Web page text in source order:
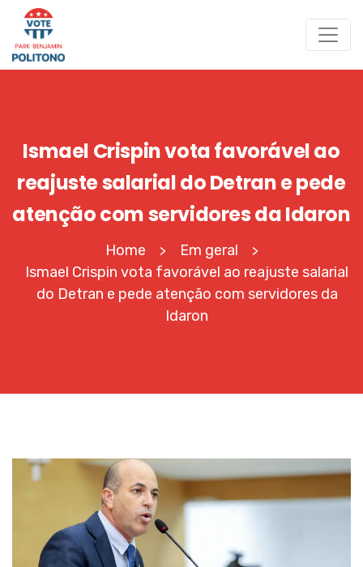
Ismael Crispin vota favorável ao
reajuste salarial do Detran e pede
atenção com servidores da Idaron
Home > Em geral >
Ismael Crispin vota favorável ao reajuste salarial
do Detran e pede atenção com servidores da
Idaron